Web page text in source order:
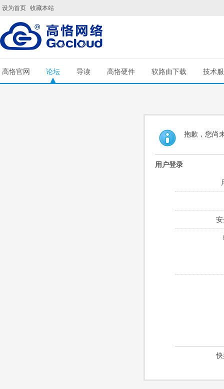
设为首页 收藏本站
高恪官网 论坛 导读 高恪硬件 软路由下载 技术
抱歉，您尚
用户登录